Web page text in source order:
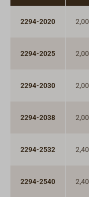
2294-2020 2,00
2294-2025 2,00
2294-2030 2,00
2294-2038 2,00
2294-2532 2,40
2294-2540 2,40